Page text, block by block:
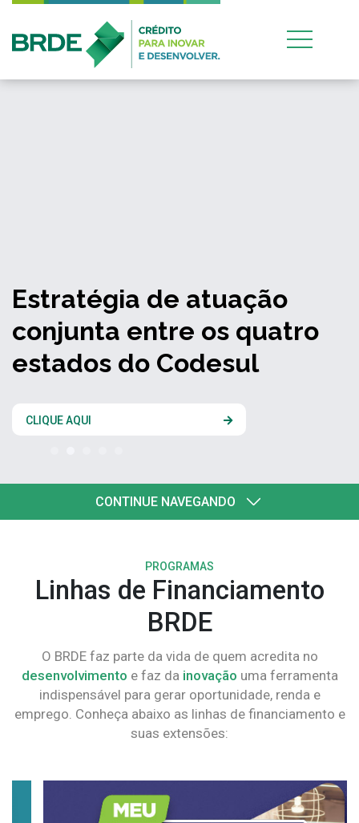
Estratégia de atuação
conjunta entre os quatro
estados do Codesul
CLIQUE AQUI
CONTINUE NAVEGANDO
PROGRAMAS
Linhas de Financiamento
BRDE
O BRDE faz parte da vida de quem acredita no
desenvolvimento e faz da inovação uma ferramenta
indispensável para gerar oportunidade, renda e
emprego. Conheça abaixo as linhas de financiamento e
suas extensões: